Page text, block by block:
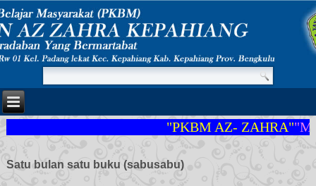
"PKBM AZ- ZAHRA"
Satu bulan satu buku (sabusabu)